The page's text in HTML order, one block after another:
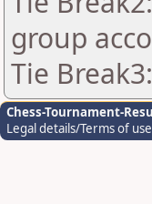
group
Tie
Chess-Tournament-
Legal details/Terms of use